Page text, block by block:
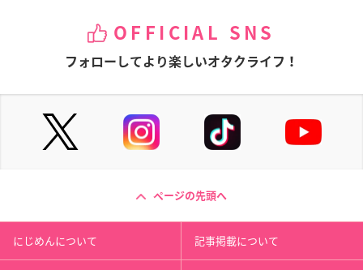
OFFICIAL SNS
フォローしてより楽しいオタクライフ！
ページの先頭へ
にじめんについて 記事掲載について